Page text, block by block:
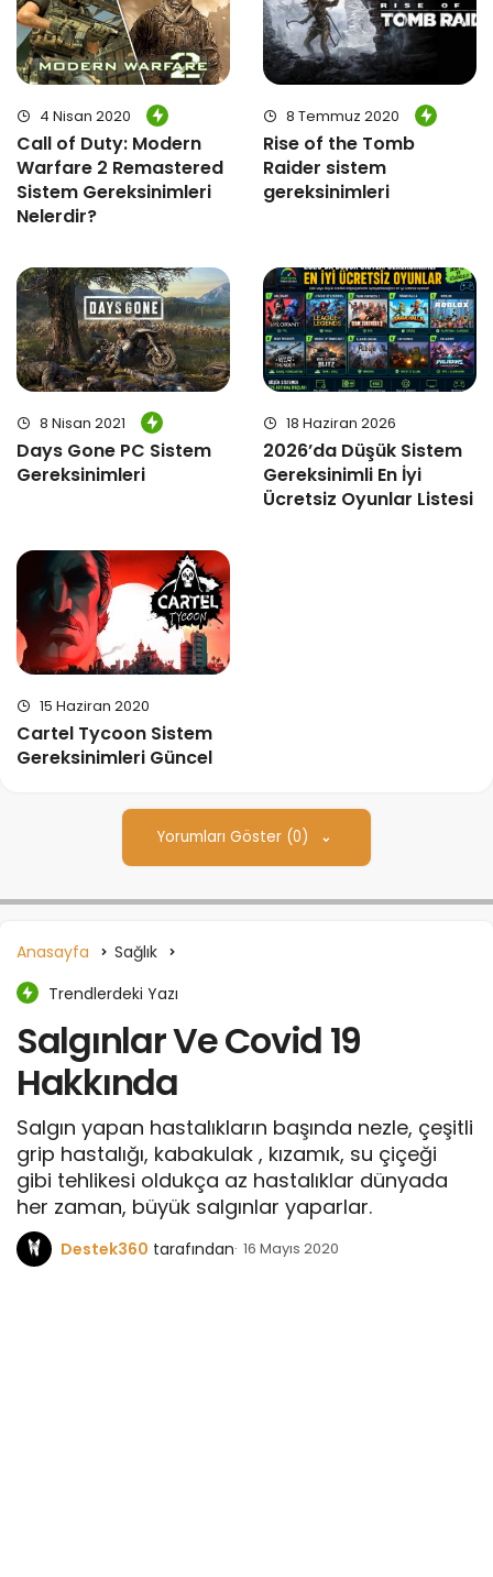
4 Nisan 2020
Call of Duty: Modern
Warfare 2 Remastered
Sistem Gereksinimleri
Nelerdir?
8 Temmuz 2020
Rise of the Tomb
Raider sistem
gereksinimleri
8 Nisan 2021
Days Gone PC Sistem
Gereksinimleri
18 Haziran 2026
2026’da Düşük Sistem
Gereksinimli En İyi
Ücretsiz Oyunlar Listesi
15 Haziran 2020
Cartel Tycoon Sistem
Gereksinimleri Güncel
Yorumları Göster (0)
Anasayfa
Sağlık
Trendlerdeki Yazı
Salgınlar Ve Covid 19
Hakkında
Salgın yapan hastalıkların başında nezle, çeşitli
grip hastalığı, kabakulak , kızamık, su çiçeği
gibi tehlikesi oldukça az hastalıklar dünyada
her zaman, büyük salgınlar yaparlar.
Destek360 tarafından 16 Mayıs 2020